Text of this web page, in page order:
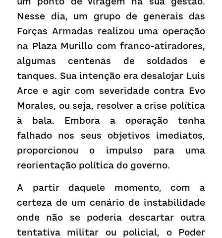
Nesse dia, um grupo de generais das
Forças Armadas realizou uma operação
na Plaza Murillo com franco-atiradores,
algumas centenas de soldados e
tanques. Sua intenção era desalojar Luis
Arce e agir com severidade contra Evo
Morales, ou seja, resolver a crise política
à bala. Embora a operação tenha
falhado nos seus objetivos imediatos,
proporcionou o impulso para uma
reorientação política do governo.
A partir daquele momento, com a
certeza de um cenário de instabilidade
onde não se poderia descartar outra
tentativa militar ou policial, o Poder